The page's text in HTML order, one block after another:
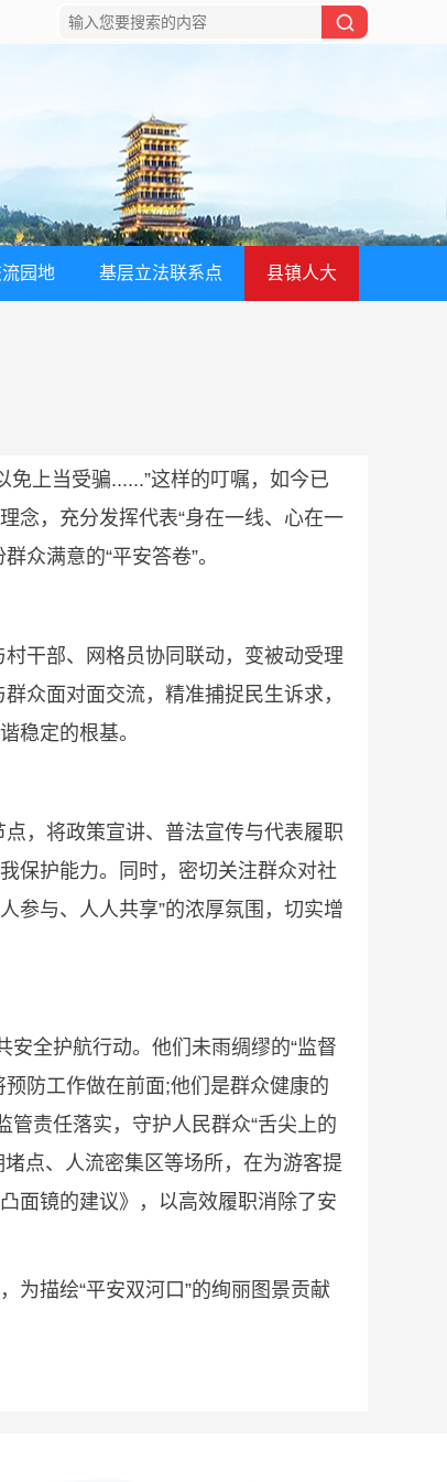
园地 基层立法联系点 县镇人大
上当受骗......”这样的叮嘱，如今已
念，充分发挥代表“身在一线、心在一
众满意的“平安答卷”。
干部、网格员协同联动，变被动受理
众面对面交流，精准捕捉民生诉求，
稳定的根基。
，将政策宣讲、普法宣传与代表履职
保护能力。同时，密切关注群众对社
参与、人人共享”的浓厚氛围，切实增
全护航行动。他们未雨绸缪的“监督
防工作做在前面;他们是群众健康的
责任落实，守护人民群众“舌尖上的
点、人流密集区等场所，在为游客提
面镜的建议》，以高效履职消除了安
描绘“平安双河口”的绚丽图景贡献